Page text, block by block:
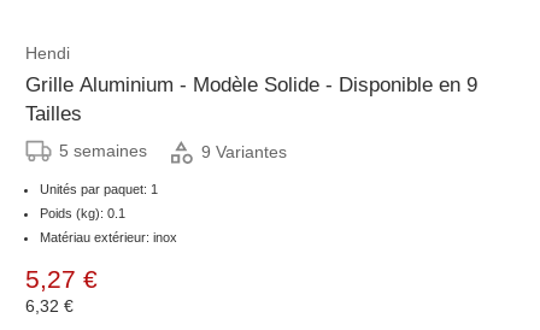
Hendi
Grille Aluminium - Modèle Solide - Disponible en 9
Tailles
5 semaines 9 Variantes
Unités par paquet: 1
Poids (kg): 0.1
Matériau extérieur: inox
5,27 €
6,32 €